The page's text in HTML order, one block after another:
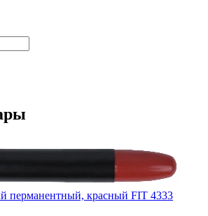
перманентный, красный FIT 4333